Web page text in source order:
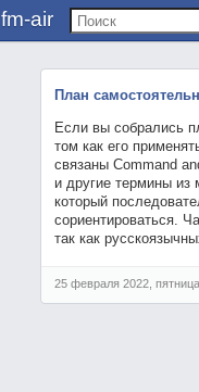
fm-air
План
Если вы собрались
том как его
связаны Command
и другие термины из
который
сориентироваться.
так как
25 февраля 2022,